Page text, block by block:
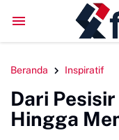
Periode
Beranda Inspiratif
Dari
Hingga